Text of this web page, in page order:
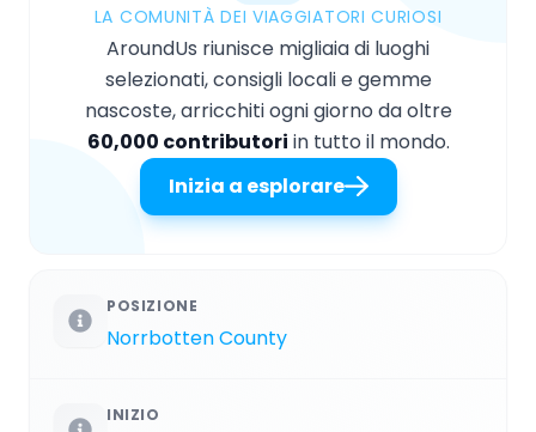
LA COMUNITÀ DEI VIAGGIATORI CURIOSI
AroundUs riunisce migliaia di luoghi
selezionati, consigli locali e gemme
nascoste, arricchiti ogni giorno da oltre
60,000 contributori in tutto il mondo.
Inizia a esplorare
POSIZIONE
Norrbotten County
INIZIO